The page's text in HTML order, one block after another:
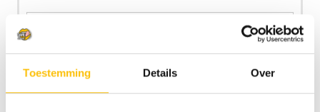
Toestemming Details Over